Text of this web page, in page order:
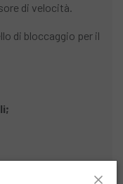
di velocità.
di bloccaggio per il